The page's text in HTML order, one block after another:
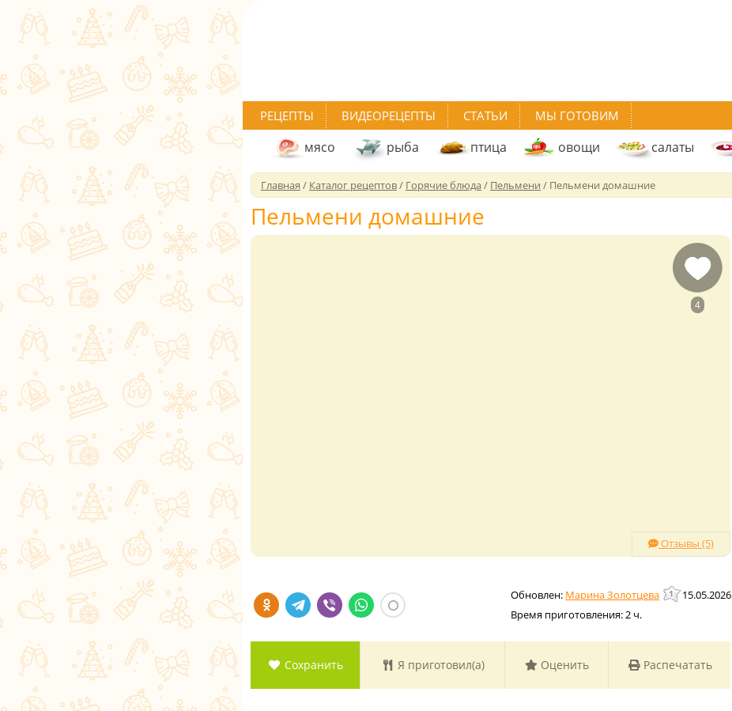
РЕЦЕПТЫ ВИДЕОРЕЦЕПТЫ СТАТЬИ МЫ ГОТОВИМ
мясо рыба птица овощи салаты
Главная / Каталог рецептов/ Горячие блюда/ Пельмени / Пельмени домашние
Пельмени домашние
Отзывы (5)
4
Марина Золотцева
15.05.2026
Время приготовления:2 ч.
Сохранить Я приготовил(а) Оценить Распечатать